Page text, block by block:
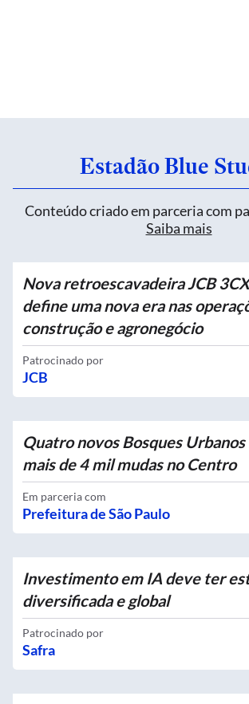
Estadão Blue
Conteúdo criado em parceria com
Saiba mais
Nova retroescavadeira JCB
define uma nova era nas
construção e agronegócio
Patrocinado por
JCB
Quatro novos Bosques
mais de 4 mil mudas no Centro
Em parceria com
Prefeitura de São Paulo
Investimento em IA deve ter
diversificada e global
Patrocinado por
Safra